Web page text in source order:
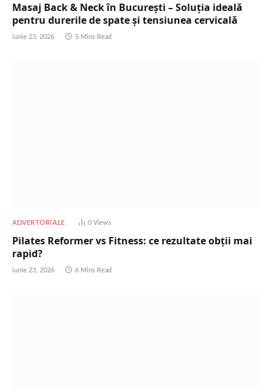
Masaj Back & Neck în București – Soluția ideală
pentru durerile de spate și tensiunea cervicală
iunie 23, 2026 5 Mins Read
ADVERTORIALE 0 Views
Pilates Reformer vs Fitness: ce rezultate obții mai
rapid?
iunie 23, 2026 6 Mins Read